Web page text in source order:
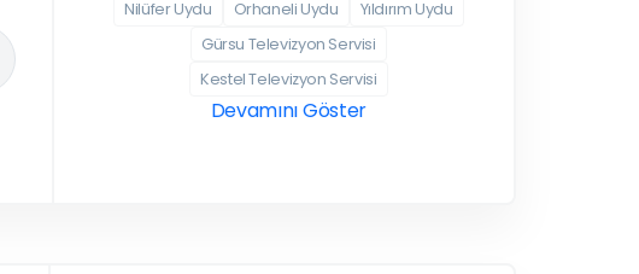
Nilüfer Uydu
Orhaneli Uydu
Yıldırım Uydu
Gürsu Televizyon Servisi
Kestel Televizyon Servisi
Devamını Göster